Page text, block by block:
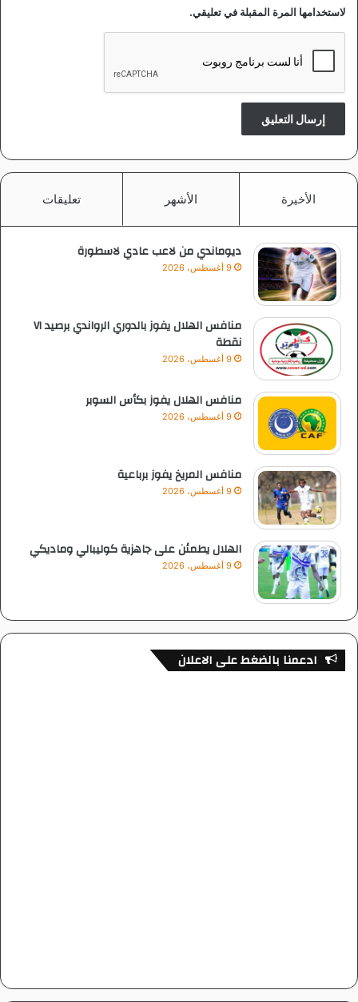
ا
ل
ل
*
لاستخدامها المرة المقبلة في تعليقي.
الأخيرة الأشهر تعليقات
ديوماندي من لاعب عادي لاسطورة
9 أغسطس، 2026
منافس الهلال يفوز بالدوري الرواندي برصيد ٧١
نقطة
9 أغسطس، 2026
منافس الهلال يفوز بكأس السوبر
9 أغسطس، 2026
منافس المريخ يفوز برباعية
9 أغسطس، 2026
الهلال يطمئن على جاهزية كوليبالي وماديكي
9 أغسطس، 2026
ادعمنا بالضغط على الاعلان